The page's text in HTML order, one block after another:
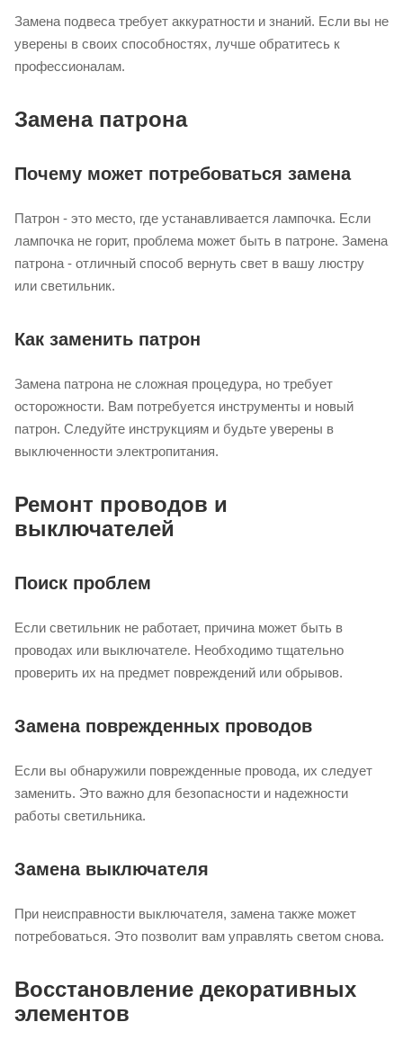
Замена подвеса требует аккуратности и знаний. Если вы не
уверены в своих способностях, лучше обратитесь к
профессионалам.
Замена патрона
Почему может потребоваться замена
Патрон - это место, где устанавливается лампочка. Если
лампочка не горит, проблема может быть в патроне. Замена
патрона - отличный способ вернуть свет в вашу люстру
или светильник.
Как заменить патрон
Замена патрона не сложная процедура, но требует
осторожности. Вам потребуется инструменты и новый
патрон. Следуйте инструкциям и будьте уверены в
выключенности электропитания.
Ремонт проводов и
выключателей
Поиск проблем
Если светильник не работает, причина может быть в
проводах или выключателе. Необходимо тщательно
проверить их на предмет повреждений или обрывов.
Замена поврежденных проводов
Если вы обнаружили поврежденные провода, их следует
заменить. Это важно для безопасности и надежности
работы светильника.
Замена выключателя
При неисправности выключателя, замена также может
потребоваться. Это позволит вам управлять светом снова.
Восстановление декоративных
элементов